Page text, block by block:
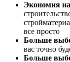
Экономия
все просто
Больше
вас точно
Больше